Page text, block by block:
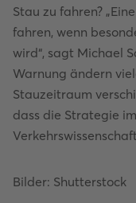
Stau zu fahren?
fahren, wenn
wird“, sagt Michael
Warnung ändern
Stauzeitraum
dass die Strategie
Bilder: Shutterstock